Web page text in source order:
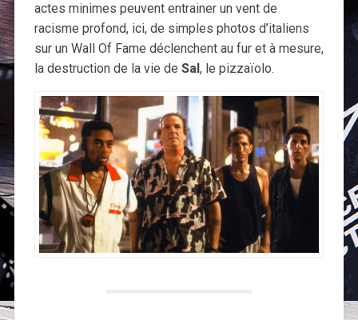
actes minimes peuvent entrainer un vent de
racisme profond, ici, de simples photos d’italiens
sur un Wall Of Fame déclenchent au fur et à mesure,
la destruction de la vie de Sal , le pizzaïolo.